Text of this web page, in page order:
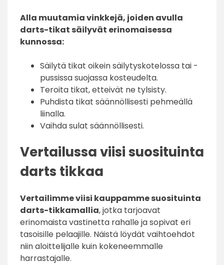
Alla muutamia vinkkejä, joiden avulla
darts-tikat säilyvät erinomaisessa
kunnossa:
Säilytä tikat oikein säilytyskotelossa tai -
pussissa suojassa kosteudelta.
Teroita tikat, etteivät ne tylsisty.
Puhdista tikat säännöllisesti pehmeällä
liinalla.
Vaihda sulat säännöllisesti.
Vertailussa viisi suosituinta
darts tikkaa
Vertailimme viisi kauppamme suosituinta
darts-tikkamallia, jotka tarjoavat
erinomaista vastinetta rahalle ja sopivat eri
tasoisille pelaajille. Näistä löydät vaihtoehdot
niin aloittelijalle kuin kokeneemmalle
harrastajalle.